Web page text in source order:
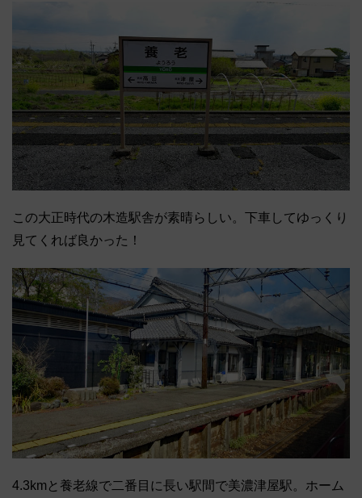
この大正時代の木造駅舎が素晴らしい。下車してゆっくり
見てくれば良かった！
4.3kmと養老線で二番目に長い駅間で美濃津屋駅。ホーム